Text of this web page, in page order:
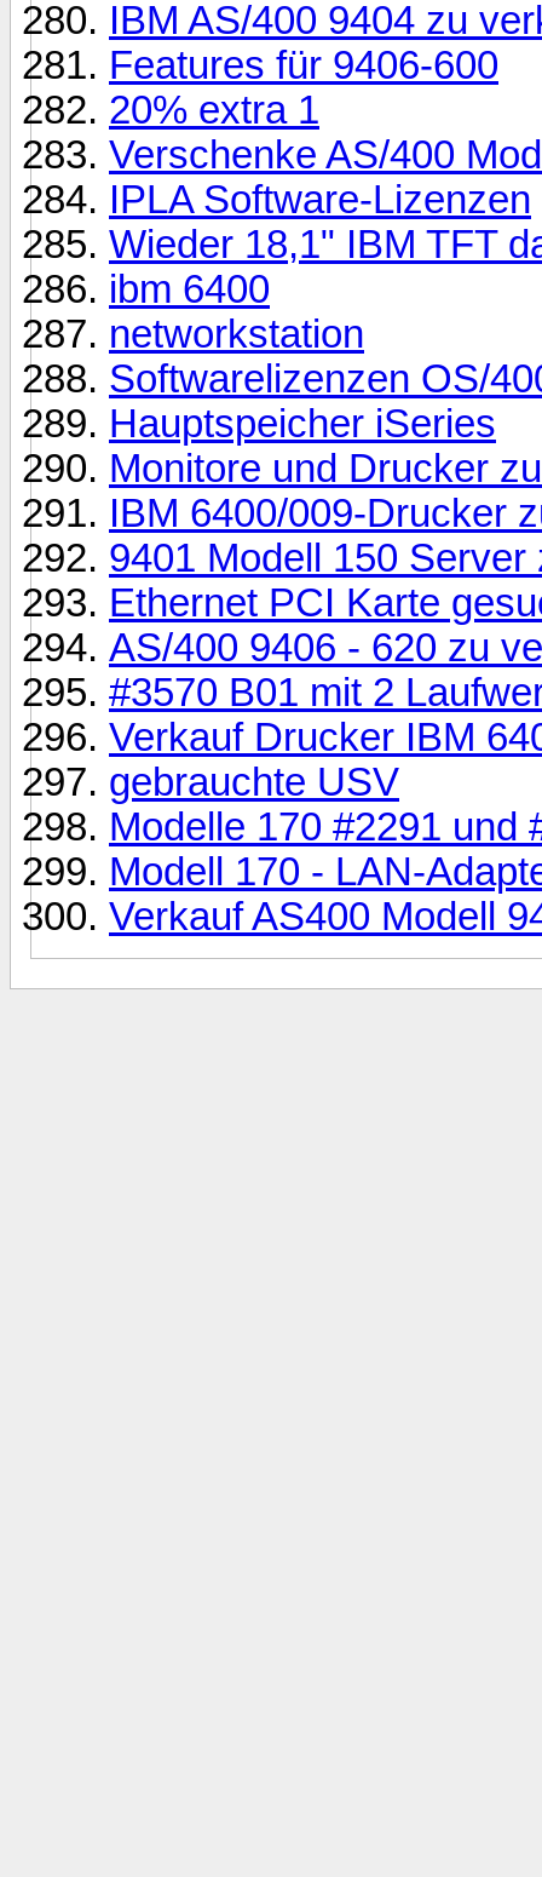
IBM AS/400 9404 zu
Features für 9406-600
20% extra 1
Verschenke AS/400
IPLA Software-Lizenzen
Wieder 18,1" IBM TFT
ibm 6400
networkstation
Softwarelizenzen OS/
Hauptspeicher iSeries
Monitore und Drucker
IBM 6400/009-Drucker
9401 Modell 150 Server
Ethernet PCI Karte
AS/400 9406 - 620 zu
#3570 B01 mit 2
Verkauf Drucker IBM
gebrauchte USV
Modelle 170 #2291 und
Modell 170 - LAN-
Verkauf AS400 Modell